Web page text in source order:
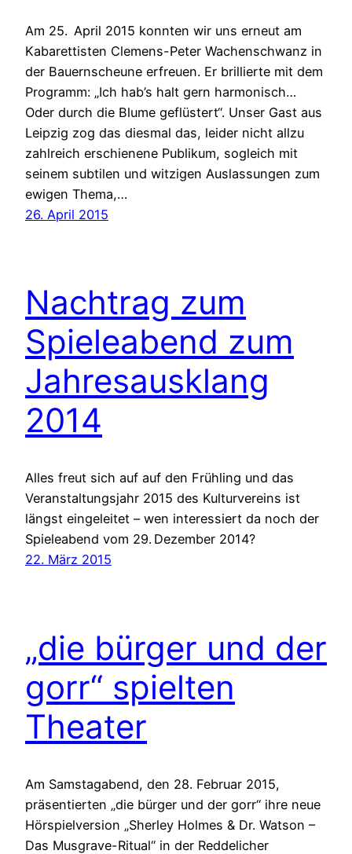
Am 25. April 2015 konnten wir uns erneut am
Kabarettisten Clemens-Peter Wachenschwanz in
der Bauernscheune erfreuen. Er brillierte mit dem
Programm: „Ich hab’s halt gern harmonisch…
Oder durch die Blume geflüstert“. Unser Gast aus
Leipzig zog das diesmal das, leider nicht allzu
zahlreich erschienene Publikum, sogleich mit
seinem subtilen und witzigen Auslassungen zum
ewigen Thema,…
26. April 2015
Nachtrag zum
Spieleabend zum
Jahresausklang
2014
Alles freut sich auf auf den Frühling und das
Veranstaltungsjahr 2015 des Kulturvereins ist
längst eingeleitet – wen interessiert da noch der
Spieleabend vom 29. Dezember 2014?
22. März 2015
„die bürger und der
gorr“ spielten
Theater
Am Samstagabend, den 28. Februar 2015,
präsentierten „die bürger und der gorr“ ihre neue
Hörspielversion „Sherley Holmes & Dr. Watson –
Das Musgrave-Ritual“ in der Reddelicher